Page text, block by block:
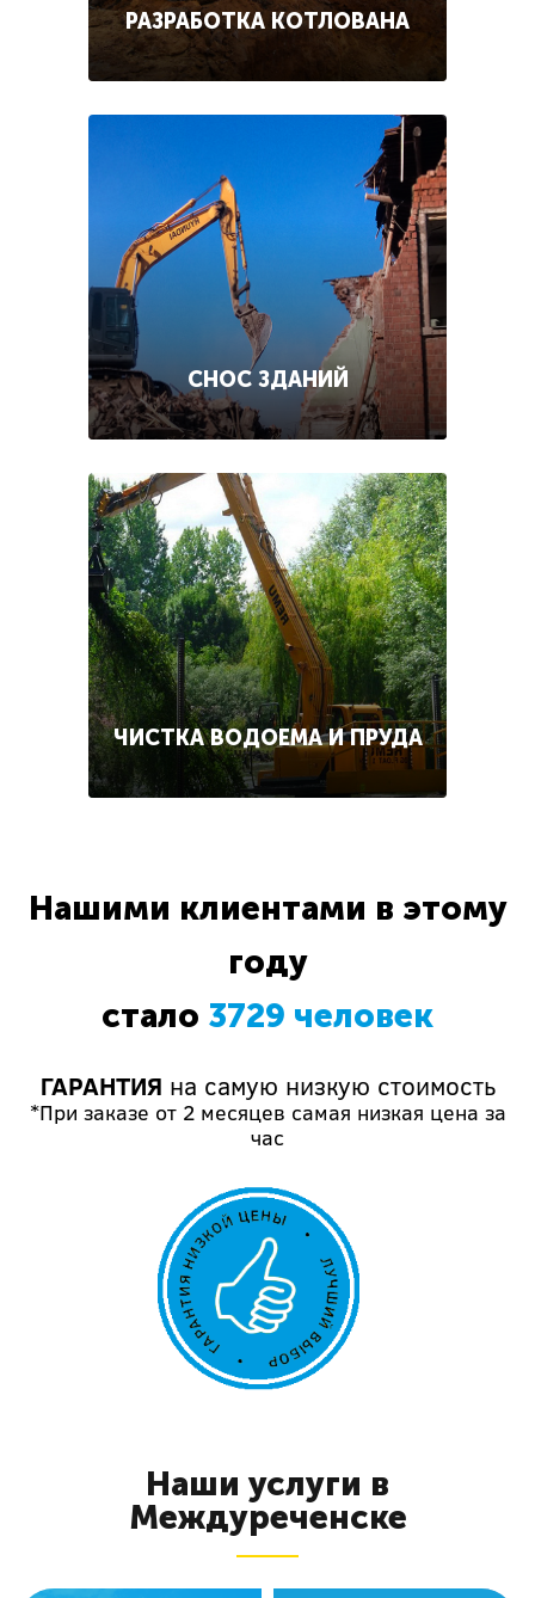
РАЗРАБОТКА КОТЛОВАНА
СНОС ЗДАНИЙ
ЧИСТКА ВОДОЕМА И ПРУДА
Нашими клиентами в этому
году
стало 3729 человек
ГАРАНТИЯ на самую низкую стоимость
*При заказе от 2 месяцев самая низкая цена за
час
Наши услуги в
Междуреченске